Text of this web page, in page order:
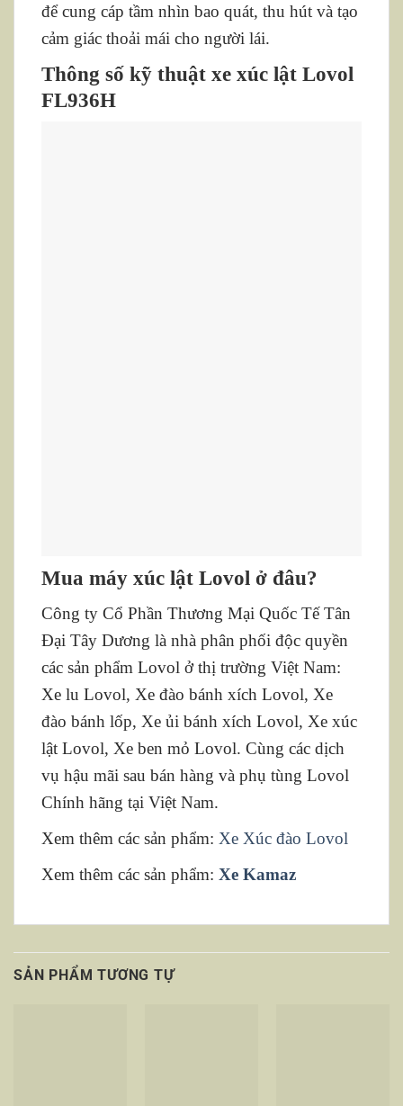
để cung cáp tầm nhìn bao quát, thu hút và tạo
cảm giác thoải mái cho người lái.
Thông số kỹ thuật xe xúc lật Lovol
FL936H
Mua máy xúc lật Lovol ở đâu?
Công ty Cổ Phần Thương Mại Quốc Tế Tân
Đại Tây Dương là nhà phân phối độc quyền
các sản phẩm Lovol ở thị trường Việt Nam:
Xe lu Lovol, Xe đào bánh xích Lovol, Xe
đào bánh lốp, Xe ủi bánh xích Lovol, Xe xúc
lật Lovol, Xe ben mỏ Lovol. Cùng các dịch
vụ hậu mãi sau bán hàng và phụ tùng Lovol
Chính hãng tại Việt Nam.
Xem thêm các sản phẩm: Xe Xúc đào Lovol
Xem thêm các sản phẩm: Xe Kamaz
SẢN PHẨM TƯƠNG TỰ